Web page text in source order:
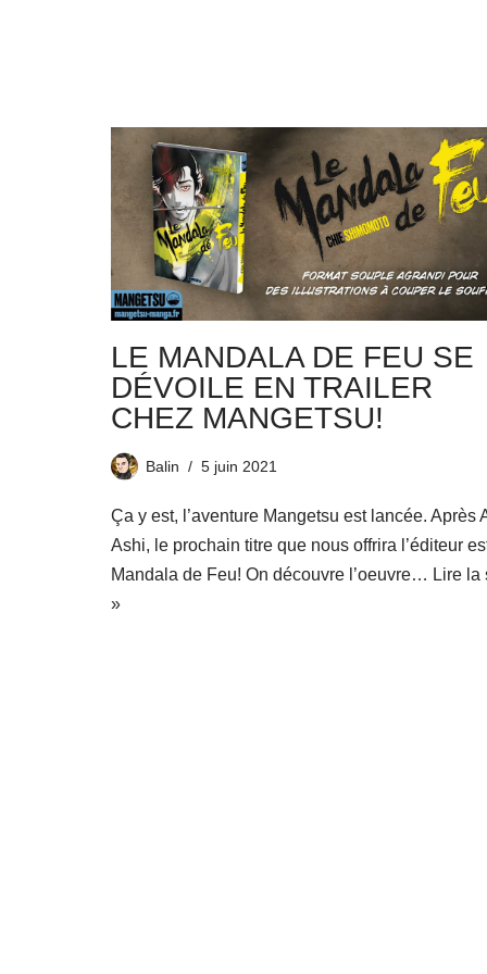
LE MANDALA DE FEU SE
DÉVOILE EN TRAILER
CHEZ MANGETSU!
Balin 5 juin 2021
Ça y est, l’aventure Mangetsu est lancée. Après
Ashi, le prochain titre que nous offrira l’éditeur
Mandala de Feu! On découvre l’oeuvre… Lire la
»